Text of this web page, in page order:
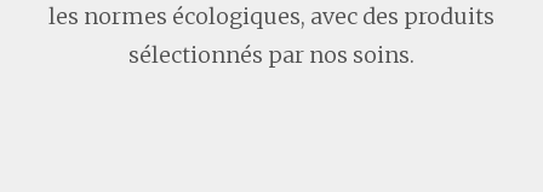
les normes écologiques, avec des produits
sélectionnés par nos soins.